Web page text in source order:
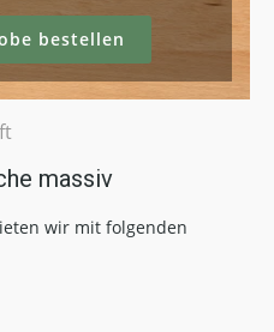
bestellen
massiv
wir mit folgenden